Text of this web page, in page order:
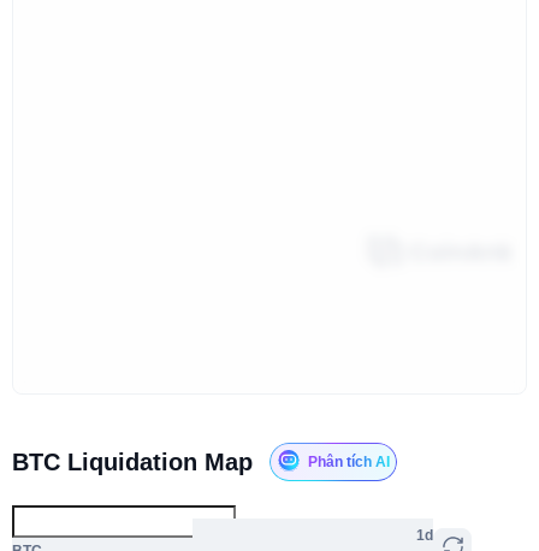
BTC Liquidation Map Phân tích AI
1d